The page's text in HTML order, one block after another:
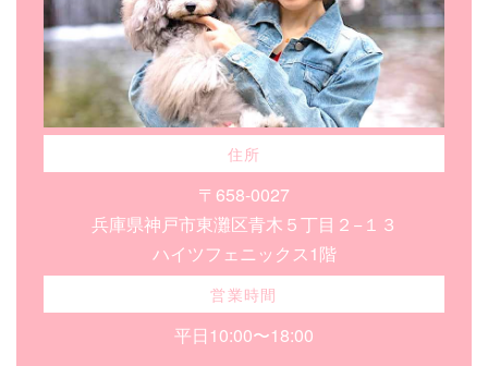
住所
〒658-0027
兵庫県神戸市東灘区青木５丁目２−１３
ハイツフェニックス1階
営業時間
平日10:00〜18:00